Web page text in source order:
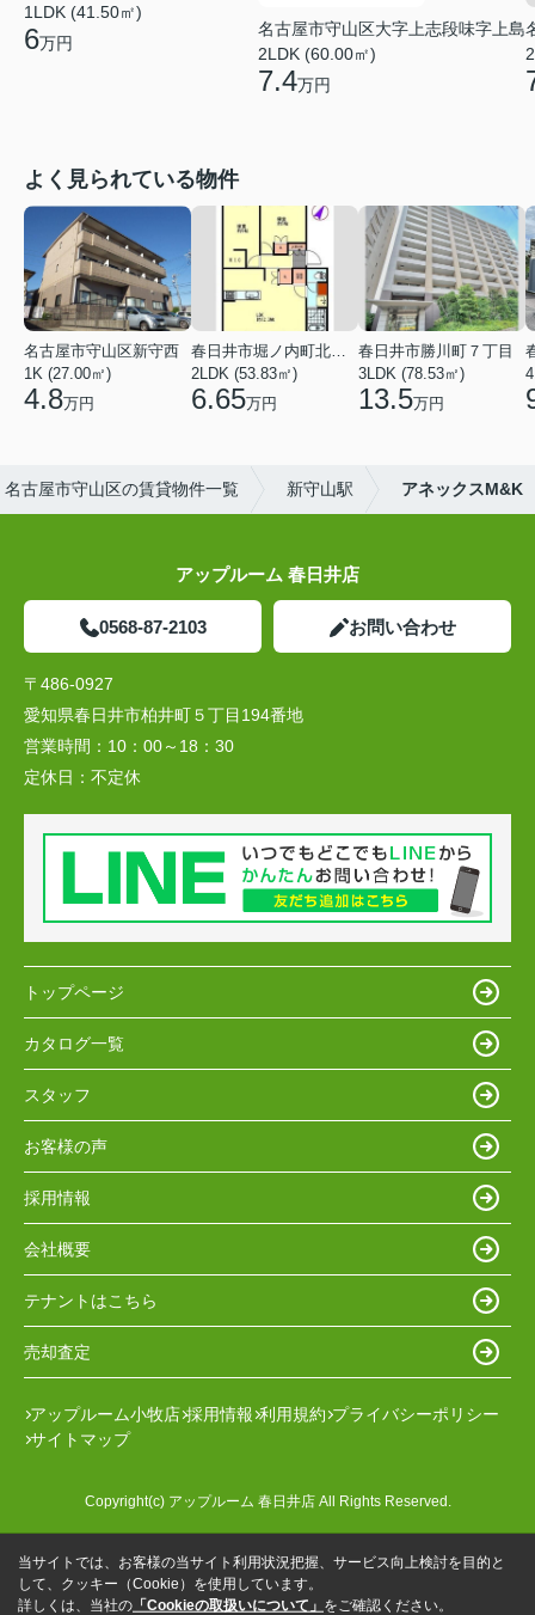
1LDK (41.50㎡)
6万円
名古屋市守山区大字上志段味字上島
2LDK (60.00㎡)
7.4万円
よく見られている物件
名古屋市守山区新守西
1K (27.00㎡)
4.8万円
春日井市堀ノ内町北１丁目
2LDK (53.83㎡)
6.65万円
春日井市勝川町７丁目
3LDK (78.53㎡)
13.5万円
名古屋市守山区の賃貸物件一覧 新守山駅 アネックスM&K
アップルーム 春日井店
0568-87-2103 お問い合わせ
〒486-0927
愛知県春日井市柏井町５丁目194番地
営業時間： 10：00～18：30
定休日： 不定休
トップページ
カタログ一覧
スタッフ
お客様の声
採用情報
会社概要
テナントはこちら
売却査定
アップルーム小牧店 採用情報 利用規約 プライバシーポリシー
サイトマップ
Copyright(c) アップルーム 春日井店 All Rights Reserved.
当サイトでは、お客様の当サイト利用状況把握、サービス向上検討を目的と
して、クッキー（Cookie）を使用しています。
詳しくは、当社の 「Cookieの取扱いについて」 をご確認ください。